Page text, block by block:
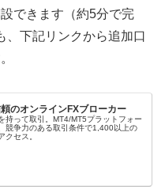
できます（約5分で完
、下記リンクから追加口
のオンラインFXブローカー
持って取引。MT4/MT5プラットフォー
競争力のある取引条件で1,400以上の
クセス。